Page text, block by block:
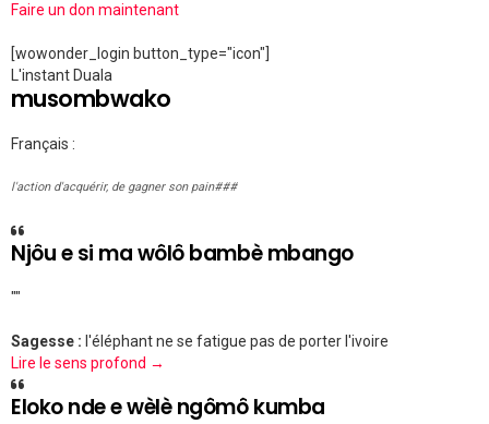
Faire un don maintenant
[wowonder_login button_type="icon"]
L'instant Duala
musombwako
Français :
l'action d'acquérir, de gagner son pain###
Njôu e si ma wôlô bambè mbango
""
Sagesse : l'éléphant ne se fatigue pas de porter l'ivoire
Lire le sens profond →
Eloko nde e wèlè ngômô kumba